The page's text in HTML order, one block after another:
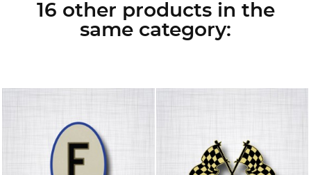
16 other products in the
same category: